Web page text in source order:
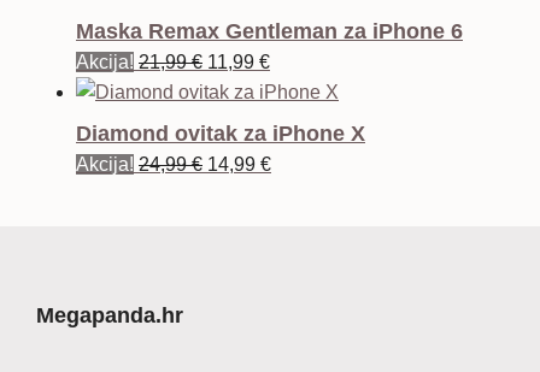
je:
Maska Remax Gentleman za iPhone 6
Akcija! 21,99€ Izvorna
cijena
bila
11,99 €Trenutna
cijena
je:
Diamond ovitak za iPhone X
Akcija! 24,99€ Izvorna
14,99 €Trenutna
Megapanda.hr